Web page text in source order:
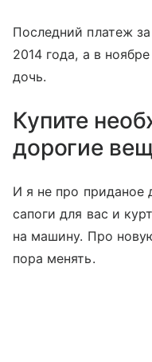
Последний платеж
2014 года, а в
дочь.
Купите
дорогие
И я не про приданое
сапоги для вас и
на машину. Про
пора менять.